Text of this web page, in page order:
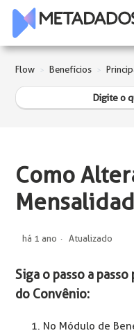
Flow Benefícios
Como
há 1 ano Atualizado
Siga o passo a
do Convênio:
No Módulo de